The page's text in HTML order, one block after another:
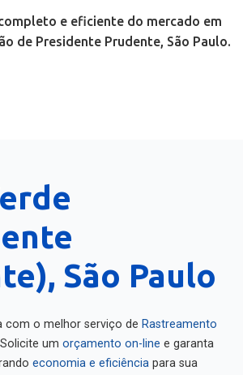
e eficiente do mercado em
de Presidente Prudente, São Paulo.
São Paulo
com o melhor serviço de Rastreamento
um orçamento on-line e garanta
economia e eficiência para sua